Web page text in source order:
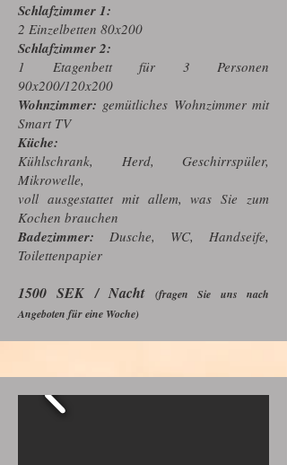
Schlafzimmer 1:
2 Einzelbetten 80x200
Schlafzimmer 2:
1 Etagenbett für 3 Personen
90x200/120x200
Wohnzimmer: gemütliches Wohnzimmer mit
Smart TV
Küche:
Kühlschrank, Herd, Geschirrspüler,
Mikrowelle,
voll ausgestattet mit allem, was Sie zum
Kochen brauchen
Badezimmer: Dusche, WC, Handseife,
Toilettenpapier
1500 SEK / Nacht(fragen Sie uns nach
Angeboten für eine Woche)